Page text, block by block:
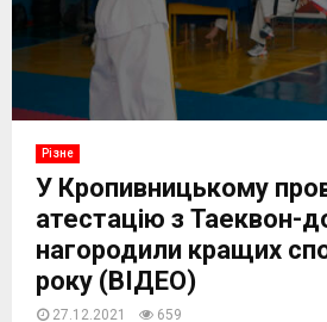
Різне
У Кропивницькому
атестацію з Таеквон-
нагородили кращих
року (ВІДЕО)
27.12.2021 659